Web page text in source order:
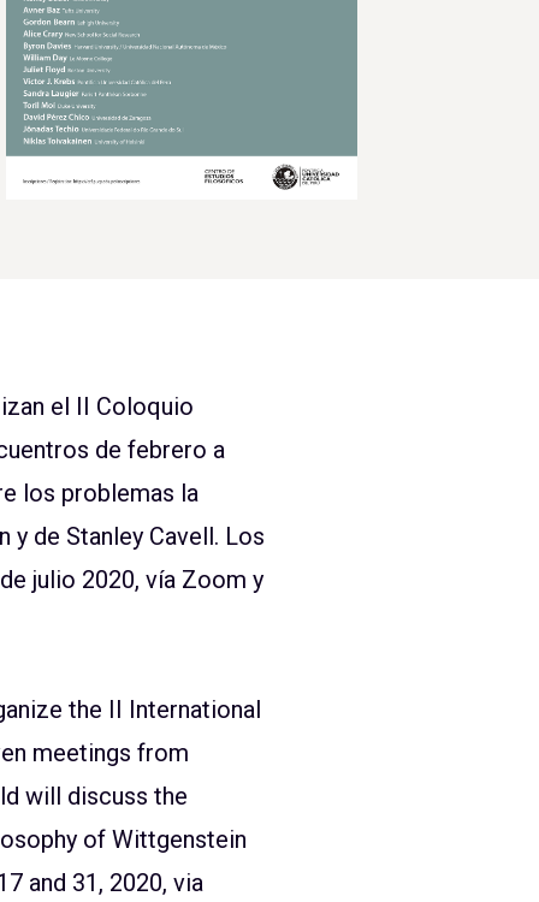
el II Coloquio
de febrero a
los problemas la
de Stanley Cavell. Los
julio 2020, vía Zoom y
the II International
meetings from
will discuss the
of Wittgenstein
and 31, 2020, via